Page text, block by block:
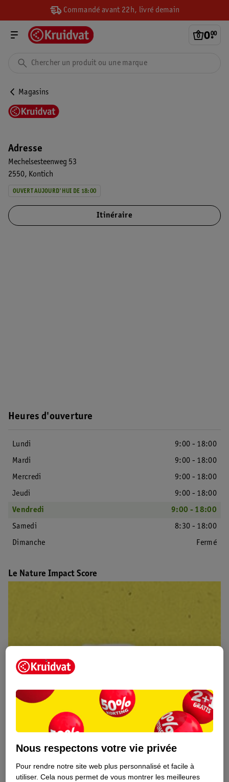
Commandé avant 22h, livré demain
0.
00
Magasins
Adresse
Mechelsesteenweg 53
2550
Kontich
OUVERT AUJOURD'HUI DE 18:00
Itinéraire
Heures d'ouverture
Lundi
9:00 - 18:00
Mardi
9:00 - 18:00
Mercredi
9:00 - 18:00
Jeudi
9:00 - 18:00
Vendredi
9:00 - 18:00
Samedi
8:30 - 18:00
Dimanche
Fermé
Le Nature Impact Score
Nous respectons votre vie privée
Pour rendre notre site web plus personnalisé et facile à
utiliser. Cela nous permet de vous montrer les meilleures